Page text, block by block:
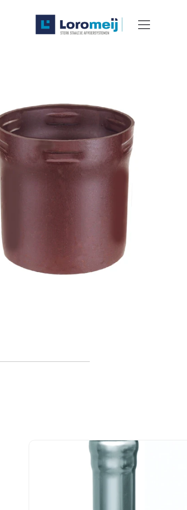
Projecten
Poedercoaten
Over ons
Waarom Loromeij
Contact